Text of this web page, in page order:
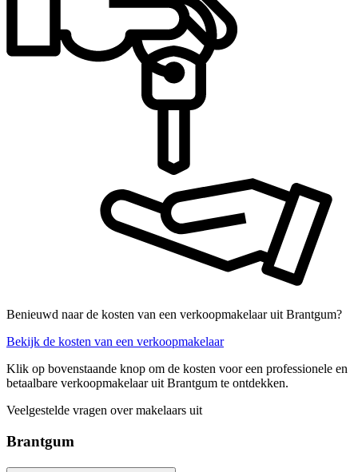
Benieuwd naar de kosten van een verkoopmakelaar uit Brantgum?
Bekijk de kosten van een verkoopmakelaar
Klik op bovenstaande knop om de kosten voor een professionele en
betaalbare verkoopmakelaar uit Brantgum te ontdekken.
Veelgestelde vragen over makelaars uit
Brantgum